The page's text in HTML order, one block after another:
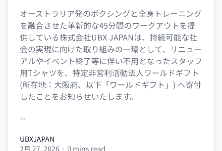
オーストラリア発のボクシングと全身トレーニング
を融合させた革新的な45分間のワークアウトを提
供している株式会社UBX JAPANは、持続可能な社
会の実現に向けた取り組みの一環として、リニュー
アルやイベント終了等に伴い不用となったスタッフ
用Tシャツを、特定非営利活動法人ワールドギフト
(所在地：大阪府、以下「ワールドギフト」) へ寄付
したことをお知らせいたします。
...
UBXJAPAN
2月 27, 2026 · 0 mins read